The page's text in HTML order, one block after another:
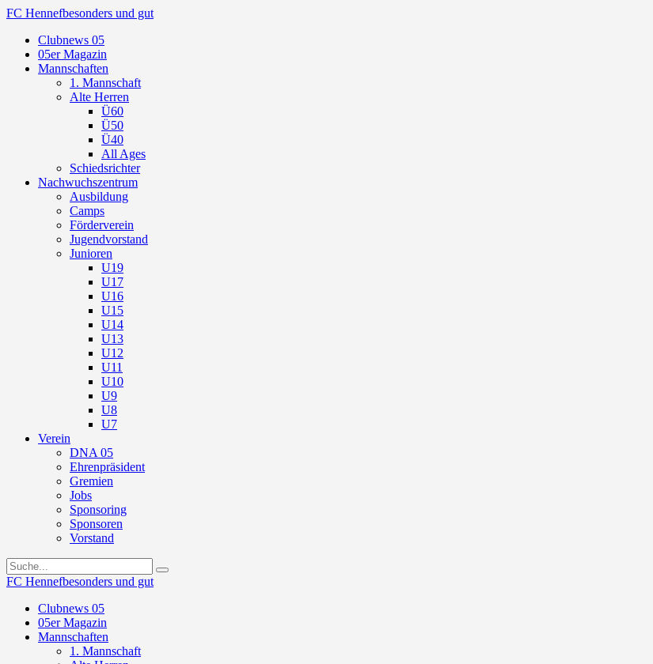
FC Hennefbesonders und gut
Clubnews 05
05er Magazin
Mannschaften
1. Mannschaft
Alte Herren
Ü60
Ü50
Ü40
All Ages
Schiedsrichter
Nachwuchszentrum
Ausbildung
Camps
Förderverein
Jugendvorstand
Junioren
U19
U17
U16
U15
U14
U13
U12
U11
U10
U9
U8
U7
Verein
DNA 05
Ehrenpräsident
Gremien
Jobs
Sponsoring
Sponsoren
Vorstand
FC Hennefbesonders und gut
Clubnews 05
05er Magazin
Mannschaften
1. Mannschaft